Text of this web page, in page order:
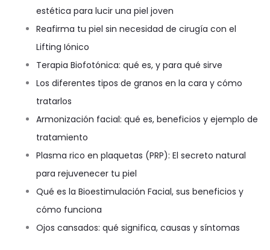
estética para lucir una piel joven
Reafirma tu piel sin necesidad de cirugía con el
Lifting Iónico
Terapia Biofotónica: qué es, y para qué sirve
Los diferentes tipos de granos en la cara y cómo
tratarlos
Armonización facial: qué es, beneficios y ejemplo de
tratamiento
Plasma rico en plaquetas (PRP): El secreto natural
para rejuvenecer tu piel
Qué es la Bioestimulación Facial, sus beneficios y
cómo funciona
Ojos cansados: qué significa, causas y síntomas